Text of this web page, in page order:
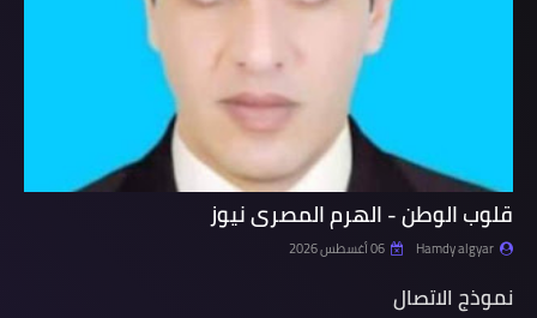
قلوب الوطن - الهرم المصرى نيوز
Hamdy algyar 06 أغسطس 2026
نموذج الاتصال